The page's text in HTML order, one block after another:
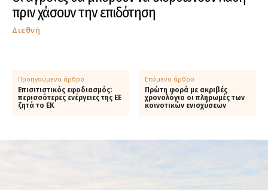
πριν χάσουν την επιδότηση
Διεθνή
Προηγούμενο άρθρο
Επισιτιστικός εφοδιασμός:
περισσότερες ενέργειες της ΕΕ
ζητά το ΕΚ
Επόμενο άρθρο
Πρώτη φορά με ακριβές
χρονολόγιο οι πληρωμές των
κοινοτικών ενισχύσεων